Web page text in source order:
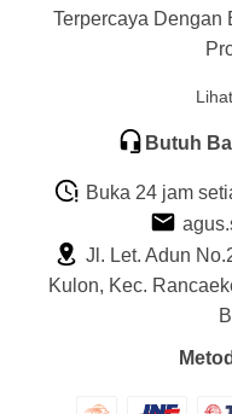
Terpercaya Dengan
Butuh
Buka 24 jam
Jl. Let. Adun
Kulon, Kec.